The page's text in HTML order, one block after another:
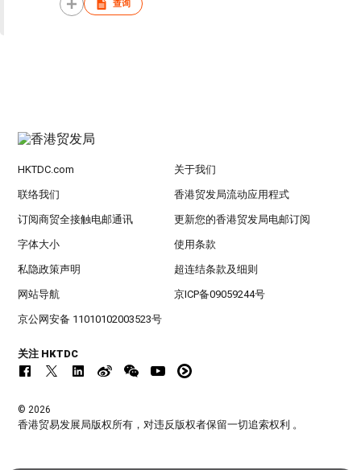
查询
HKTDC.com 关于我们
联络我们 香港贸发局流动应用程式
订阅商贸全接触电邮通讯 更新您的香港贸发局电邮订阅
字体大小 使用条款
私隐政策声明 超连结条款及细则
网站导航 京ICP备09059244号
京公网安备 11010102003523号
关注 HKTDC
© 2026
香港贸易发展局版权所有，对违反版权者保留一切追索权利 。